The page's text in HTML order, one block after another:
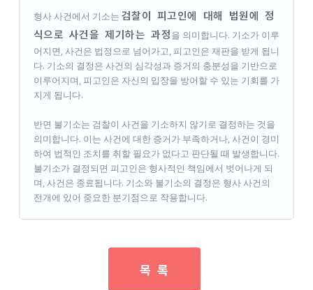
형사 사건에서 기소는 검찰이 피고인에 대해 법원에 정
식으로 사건을 제기하는 과정을 의미합니다. 기소가 이루
어지면, 사건은 법정으로 넘어가고, 피고인은 재판을 받게 됩니
다. 기소의 결정은 사건의 심각성과 증거의 충분성을 기반으로
이루어지며, 피고인은 자신의 입장을 방어할 수 있는 기회를 가
지게 됩니다.
반면 불기소는 검찰이 사건을 기소하지 않기로 결정하는 것을
의미합니다. 이는 사건에 대한 증거가 부족하거나, 사건이 경미
하여 법적인 조치를 취할 필요가 없다고 판단될 때 발생합니다.
불기소가 결정되면 피고인은 형사적인 책임에서 벗어나게 되
며, 사건은 종료됩니다. 기소와 불기소의 결정은 형사 사건의
전개에 있어 중요한 분기점으로 작용합니다.
목 록